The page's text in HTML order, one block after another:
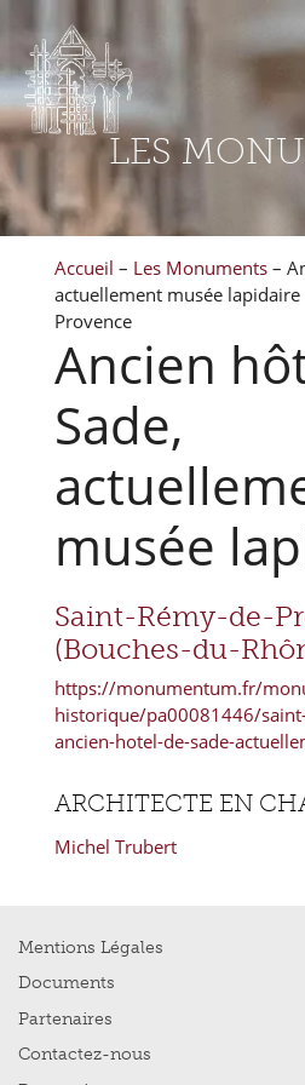
LES
Accueil – Les Monuments –
actuellement musée lapidaire
Provence
Ancien
Sade,
musée
Saint-Rémy-de-
(Bouches-du-
https://monumentum.fr/
historique/pa00081446/
ancien-hotel-de-sade-
ARCHITECTE EN
Michel Trubert
Mentions Légales
Documents
Partenaires
Contactez-nous